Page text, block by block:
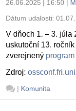
26.06.2025 | 16:50 |
Dátum udalosti:
V dňoch 1. – 3. júla
uskutoční 13.
zverejnený
Zdroj:
| Komunita